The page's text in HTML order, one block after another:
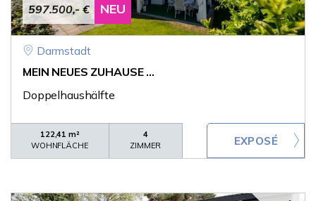
597.500,- € NEU
Darmstadt
MEIN NEUES ZUHAUSE ...
Doppelhaushälfte
122,41 m²
WOHNFLÄCHE
4
ZIMMER